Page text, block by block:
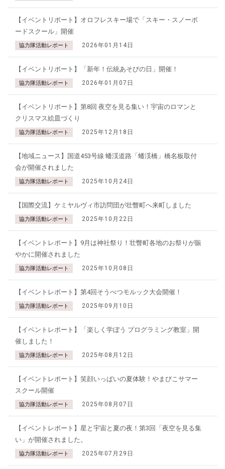
【イベントリポート】オロフレスキー場で「スキー・スノーボ
ードスクール」開催
協力隊活動レポート 2026年01月14日
【イベントリポート】「新年！伝統あそびの日」開催！
協力隊活動レポート 2026年01月07日
【イベントリポート】第8回 夜空を見る集い！宇宙のロマンと
クリスマス絵皿づくり
協力隊活動レポート 2025年12月18日
【地域ニュース】国道453号線 蟠渓道路「蟠渓橋」橋名板取付
会が開催されました
協力隊活動レポート 2025年10月24日
【国際交流】ケミヤルヴィ市訪問団が壮瞥町へ来町しました
協力隊活動レポート 2025年10月22日
【イベントレポート】9月は神社祭り！壮瞥町各地のお祭りが賑
やかに開催されました
協力隊活動レポート 2025年10月08日
【イベントレポート】第4回そうべつモルック大会開催！
協力隊活動レポート 2025年09月10日
【イベントレポート】「楽しく学ぼう プログラミング教室」開
催しました！
協力隊活動レポート 2025年08月12日
【イベントレポート】笑顔いっぱいの夏体験！やまびこサマー
スクール開催
協力隊活動レポート 2025年08月07日
【イベントレポート】星と宇宙と夏の夜！第3回「夜空を見る集
い」が開催されました。
協力隊活動レポート 2025年07月29日